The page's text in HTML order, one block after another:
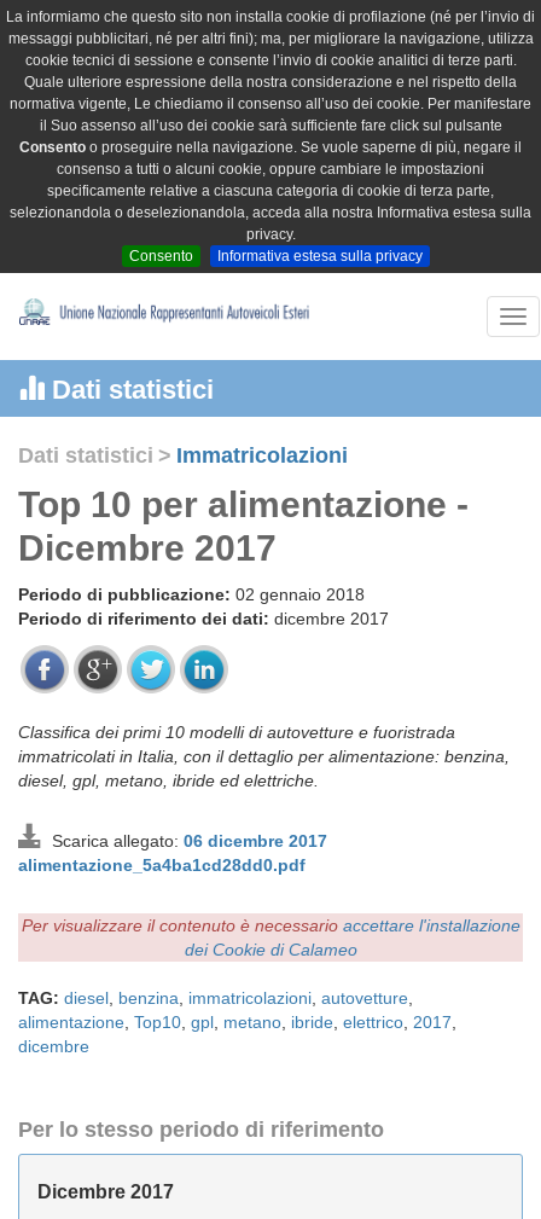
La informiamo che questo sito non installa cookie di profilazione (né per l’invio di
messaggi pubblicitari, né per altri fini); ma, per migliorare la navigazione, utilizza
cookie tecnici di sessione e consente l’invio di cookie analitici di terze parti.
Quale ulteriore espressione della nostra considerazione e nel rispetto della
normativa vigente, Le chiediamo il consenso all’uso dei cookie. Per manifestare
il Suo assenso all’uso dei cookie sarà sufficiente fare click sul pulsante
Consento o proseguire nella navigazione. Se vuole saperne di più, negare il
consenso a tutti o alcuni cookie, oppure cambiare le impostazioni
specificamente relative a ciascuna categoria di cookie di terza parte,
selezionandola o deselezionandola, acceda alla nostra Informativa estesa sulla
privacy.
Consento
Informativa estesa sulla privacy
Dati statistici
Dati statistici > Immatricolazioni
Top 10 per alimentazione -
Dicembre 2017
Periodo di pubblicazione: 02 gennaio 2018
Periodo di riferimento dei dati: dicembre 2017
Classifica dei primi 10 modelli di autovetture e fuoristrada
immatricolati in Italia, con il dettaglio per alimentazione: benzina,
diesel, gpl, metano, ibride ed elettriche.
Scarica allegato: 06 dicembre 2017
alimentazione_5a4ba1cd28dd0.pdf
Per visualizzare il contenuto è necessario accettare l'installazione
dei Cookie di Calameo
TAG: diesel benzina immatricolazioni autovetture
alimentazione Top10 gpl metano ibride elettrico 2017
dicembre
Per lo stesso periodo di riferimento
Dicembre 2017